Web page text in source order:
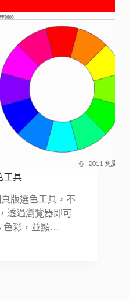
工具
版選色工具，不
透過瀏覽器即可
色彩，並顯…